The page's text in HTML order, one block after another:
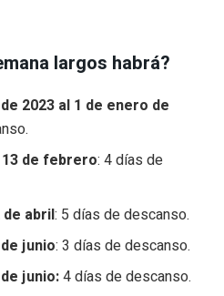
largos habrá?
2023 al 1 de enero de
de febrero: 4 días de
de abril: 5 días de descanso.
junio: 3 días de descanso.
junio:4 días de descanso.